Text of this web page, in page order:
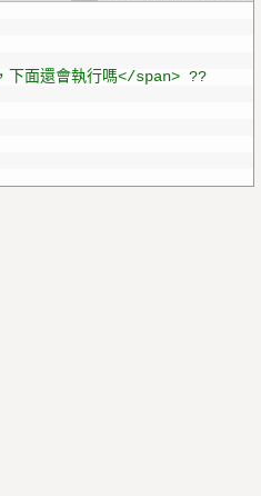
面還會執行嗎</span> ??